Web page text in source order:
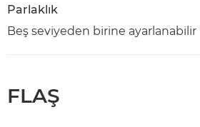
Parlaklık
Beş seviyeden birine ayarlanabilir
FLAŞ